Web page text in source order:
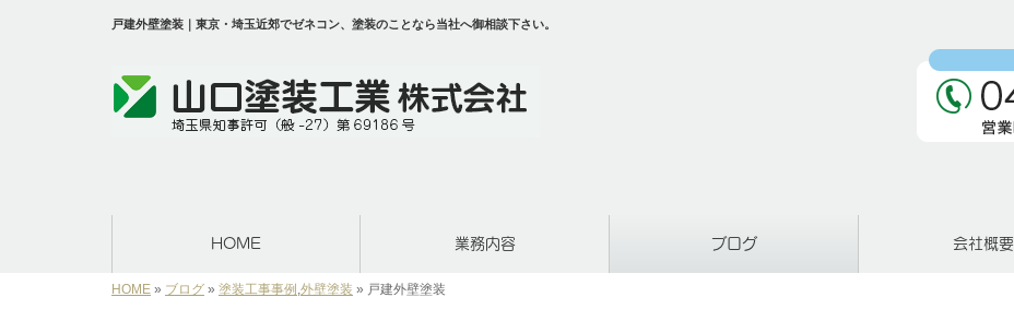
戸建外壁塗装｜東京・埼玉近郊でゼネコン、塗装のことなら当社へ御相談下さい。
HOME 業務内容 ブログ 会社概要
HOME » ブログ » 塗装工事事例 ,外壁塗装 » 戸建外壁塗装